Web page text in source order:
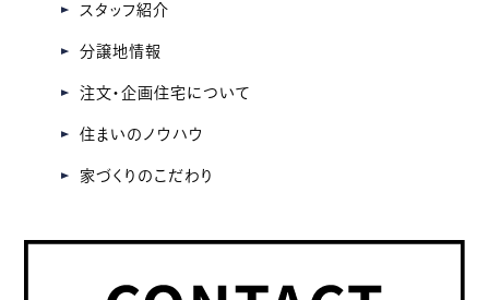
スタッフ紹介
分譲地情報
注文・企画住宅について
住まいのノウハウ
家づくりのこだわり